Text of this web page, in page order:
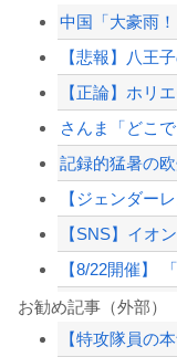
【悲報】八王
さんま「どこ
お勧め記事（外部）